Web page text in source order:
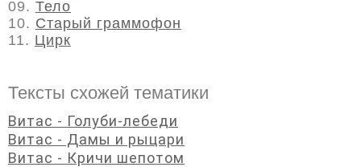
09. Тело
10. Старый граммофон
11. Цирк
Тексты схожей тематики
Витас - Голуби-лебеди
Витас - Дамы и рыцари
Витас - Кричи шепотом